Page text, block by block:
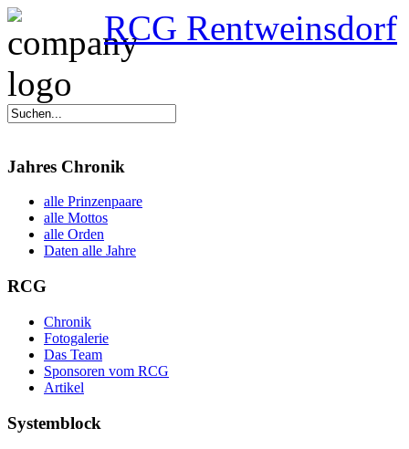
RCG Rentweinsdorf
Jahres Chronik
alle Prinzenpaare
alle Mottos
alle Orden
Daten alle Jahre
RCG
Chronik
Fotogalerie
Das Team
Sponsoren vom RCG
Artikel
Systemblock